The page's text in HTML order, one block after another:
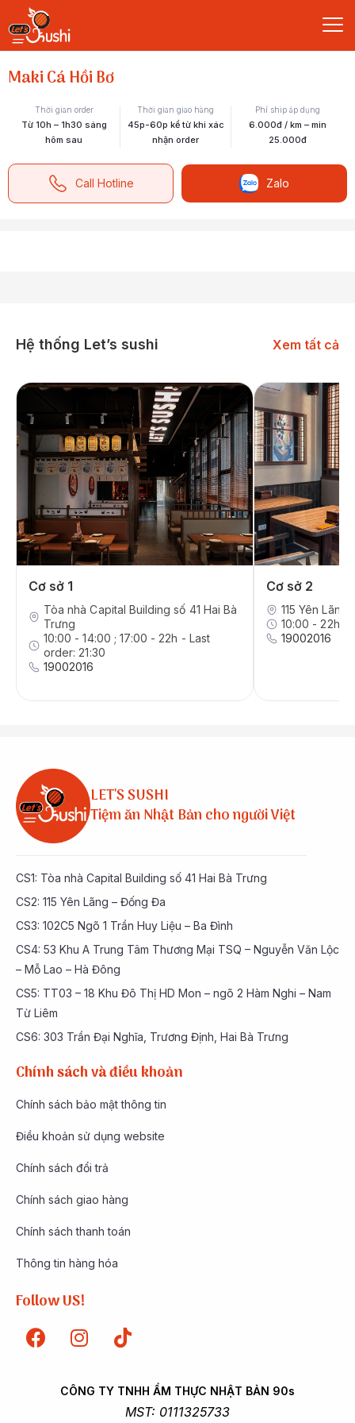
Maki Cá Hồi Bơ
Thời gian order
Từ 10h – 1h30 sáng
hôm sau
Thời gian giao hàng
45p-60p kể từ khi xác
nhận order
Phí ship áp dụng
6.000đ / km – min
25.000đ
Call Hotline Zalo
Hệ thống Let’s sushi Xem tất cả
Cơ sở 1
Tòa nhà Capital Building số 41 Hai Bà
Trưng
10:00 - 14:00 ; 17:00 - 22h - Last
order: 21:30
19002016
Cơ sở 2
115 Yên
10:00 - 22h -
19002016
LET'S SUSHI
Tiệm ăn Nhật Bản cho người Việt
CS1: Tòa nhà Capital Building số 41 Hai Bà Trưng
CS2: 115 Yên Lãng – Đống Đa
CS3: 102C5 Ngõ 1 Trần Huy Liệu – Ba Đình
CS4: 53 Khu A Trung Tâm Thương Mại TSQ – Nguyễn Văn Lộc
– Mỗ Lao – Hà Đông
CS5: TT03 – 18 Khu Đô Thị HD Mon – ngõ 2 Hàm Nghi – Nam
Từ Liêm
CS6: 303 Trần Đại Nghĩa, Trương Định, Hai Bà Trưng
Chính sách và điều khoản
Chính sách bảo mật thông tin
Điều khoản sử dụng website
Chính sách đổi trả
Chính sách giao hàng
Chính sách thanh toán
Thông tin hàng hóa
Follow US!
CÔNG TY TNHH ẨM THỰC NHẬT BẢN 90s
MST: 0111325733